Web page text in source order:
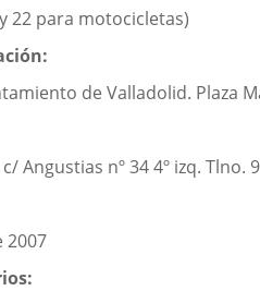
22 para motocicletas)
de Valladolid. Plaza
Angustias nº 34 4º izq. Tlno.
2007